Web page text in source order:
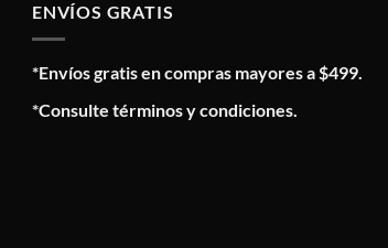
ENVÍOS GRATIS
*Envíos gratis en compras mayores a $499.
*Consulte términos y condiciones.